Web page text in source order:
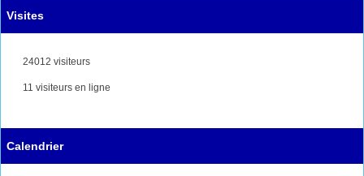
Visites
24012 visiteurs
11 visiteurs en ligne
Calendrier